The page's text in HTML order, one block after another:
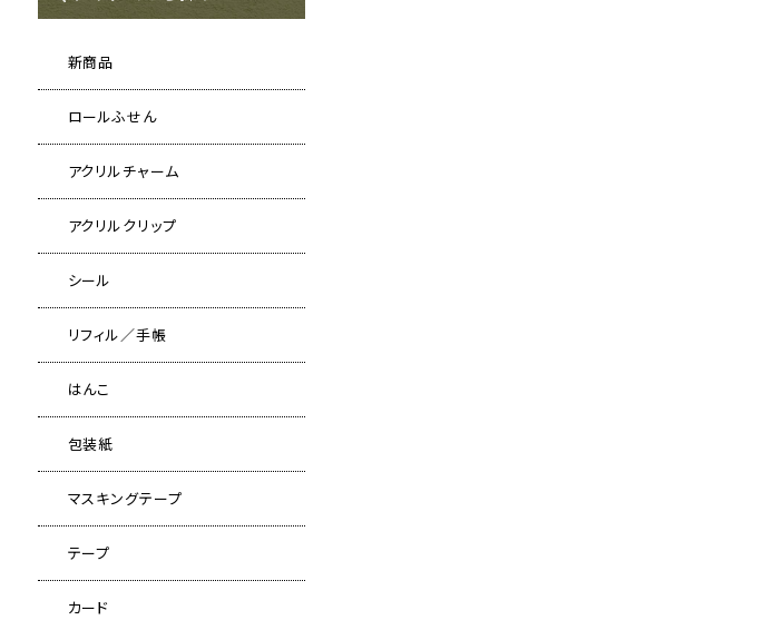
新商品
ロールふせん
アクリルチャーム
アクリルクリップ
シール
リフィル／手帳
はんこ
包装紙
マスキングテープ
テープ
カード